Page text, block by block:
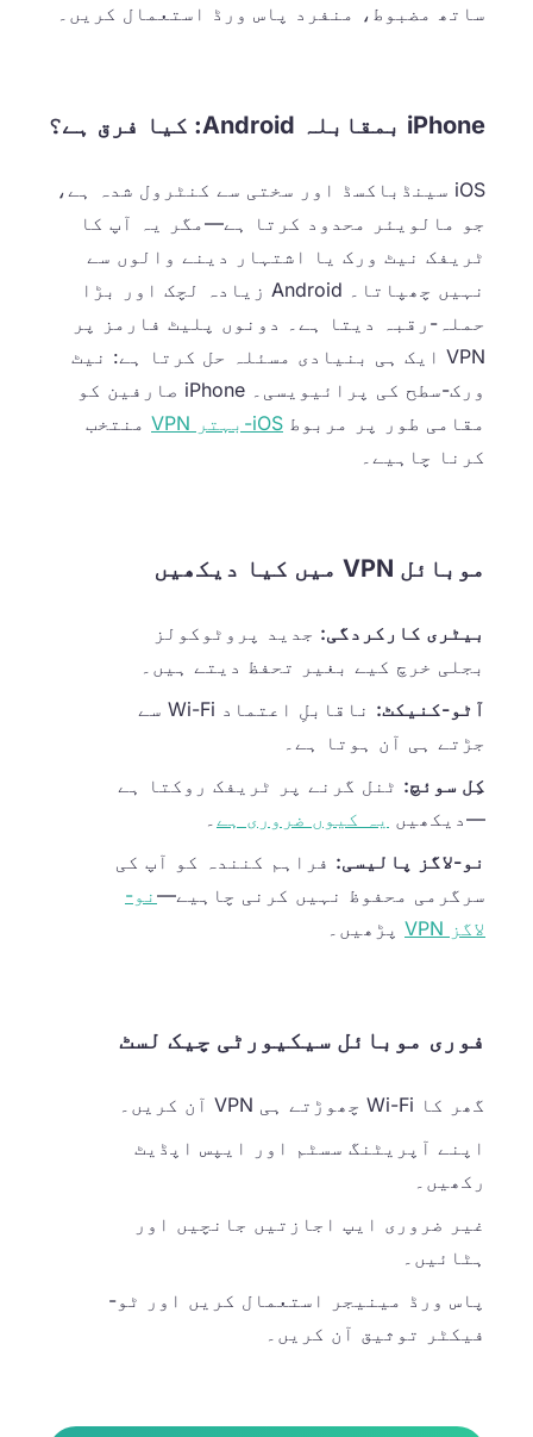
ساتھ مضبوط، منفرد پاس ورڈ استعمال کریں۔
iPhone بمقابلہ Android: کیا فرق ہے؟
iOS سینڈباکسڈ اور سختی سے کنٹرول شدہ ہے،
جو مالویئر محدود کرتا ہے—مگر یہ آپ کا
ٹریفک نیٹ ورک یا اشتہار دینے والوں سے
نہیں چھپاتا۔ Android زیادہ لچک اور بڑا
حملہ-رقبہ دیتا ہے۔ دونوں پلیٹ فارمز پر
VPN ایک ہی بنیادی مسئلہ حل کرتا ہے: نیٹ
ورک-سطح کی پرائیویسی۔ iPhone صارفین کو
مقامی طور پر مربوط iOS-بہتر VPN
منتخب
کرنا چاہیے۔
موبائل VPN میں کیا دیکھیں
بیٹری کارکردگی: جدید پروٹوکولز
بجلی خرچ کیے بغیر تحفظ دیتے ہیں۔
آٹو-کنیکٹ:
ناقابلِ اعتماد Wi-Fi سے
جڑتے ہی آن ہوتا ہے۔
کِل سوئچ: ٹنل گرنے پر ٹریفک روکتا ہے
—دیکھیں یہ کیوں ضروری ہے۔
نو-لاگز پالیسی: فراہم کنندہ کو آپ کی
سرگرمی محفوظ نہیں کرنی چاہیے— نو-
لاگز VPN
پڑھیں۔
فوری موبائل سیکیورٹی چیک لسٹ
گھر کا Wi-Fi چھوڑتے ہی VPN آن کریں۔
اپنے آپریٹنگ سسٹم اور ایپس اپڈیٹ
رکھیں۔
غیر ضروری ایپ اجازتیں جانچیں اور
ہٹائیں۔
پاس ورڈ مینیجر استعمال کریں اور ٹو-
فیکٹر توثیق آن کریں۔